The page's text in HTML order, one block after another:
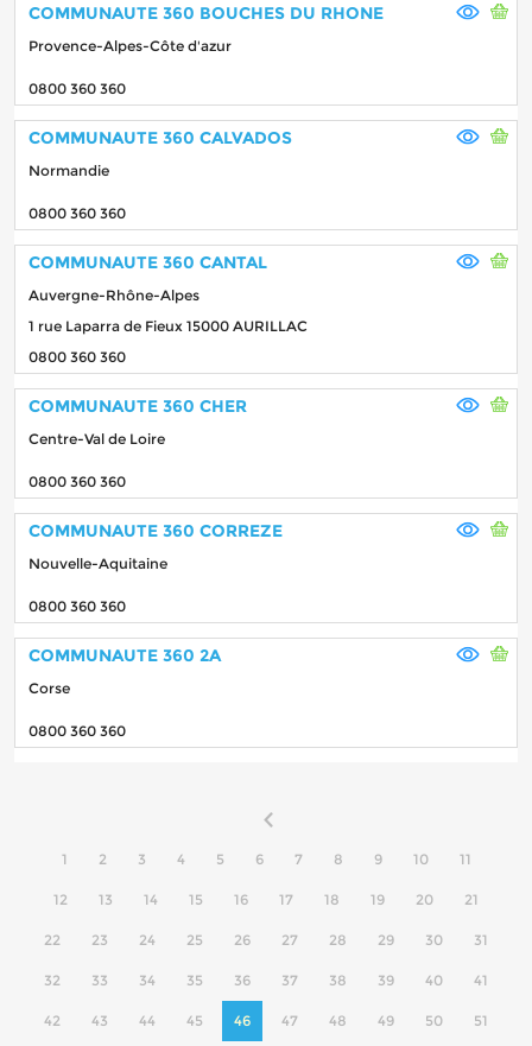
COMMUNAUTE 360 BOUCHES DU RHONE
Provence-Alpes-Côte d'azur
0800 360 360
COMMUNAUTE 360 CALVADOS
Normandie
0800 360 360
COMMUNAUTE 360 CANTAL
Auvergne-Rhône-Alpes
1 rue Laparra de Fieux 15000 AURILLAC
0800 360 360
COMMUNAUTE 360 CHER
Centre-Val de Loire
0800 360 360
COMMUNAUTE 360 CORREZE
Nouvelle-Aquitaine
0800 360 360
COMMUNAUTE 360 2A
Corse
0800 360 360
1 2 3 4 5 6 7 8 9 10 11
12 13 14 15 16 17 18 19 20 21
22 23 24 25 26 27 28 29 30 31
32 33 34 35 36 37 38 39 40 41
42 43 44 45 46 47 48 49 50 51